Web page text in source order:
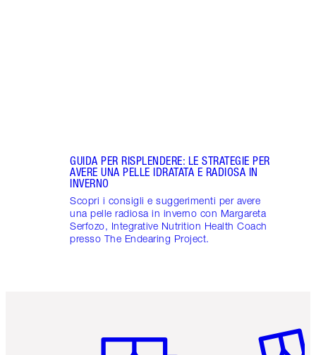
GUIDA PER RISPLENDERE: LE STRATEGIE PER
AVERE UNA PELLE IDRATATA E RADIOSA IN
INVERNO
Scopri i consigli e suggerimenti per avere
una pelle radiosa in inverno con Margareta
Serfozo, Integrative Nutrition Health Coach
presso The Endearing Project.